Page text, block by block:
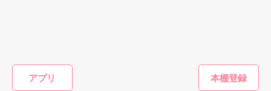
アプリ